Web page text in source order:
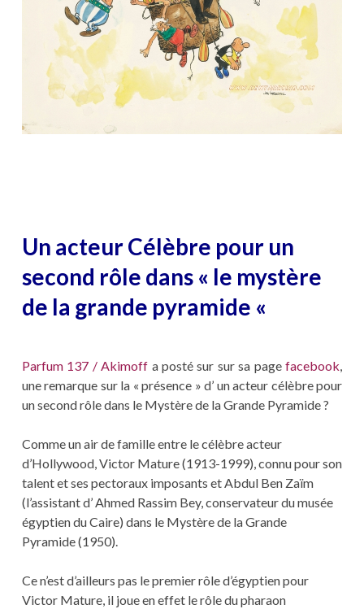
Un acteur Célèbre pour un
second rôle dans « le mystère
de la grande pyramide «
Parfum 137 / Akimoff a posté sur sur sa pagefacebook,
une remarque sur la « présence » d’ un acteur célèbre pour
un second rôle dans le Mystère de la Grande Pyramide ?
Comme un air de famille entre le célèbre acteur
d’Hollywood, Victor Mature (1913-1999), connu pour son
talent et ses pectoraux imposants et Abdul Ben Zaïm
(l’assistant d’ Ahmed Rassim Bey, conservateur du musée
égyptien du Caire) dans le Mystère de la Grande
Pyramide (1950).
Ce n’est d’ailleurs pas le premier rôle d’égyptien pour
Victor Mature, il joue en effet le rôle du pharaon